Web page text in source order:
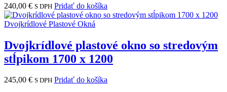
240,00 € S DPH Pridať do košíka
Dvojkrídlové Plastové Okná
Dvojkrídlové plastové okno so stredovým
stĺpikom 1700 x 1200
245,00 € S DPH Pridať do košíka